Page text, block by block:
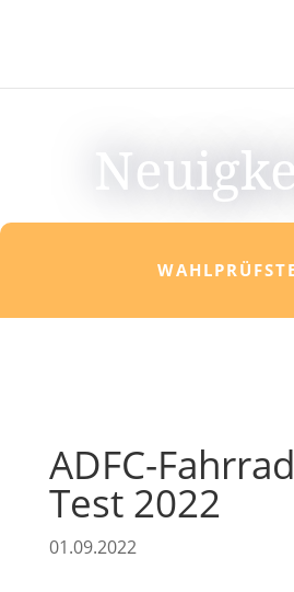
ADFC-
Test 2022
01.09.2022